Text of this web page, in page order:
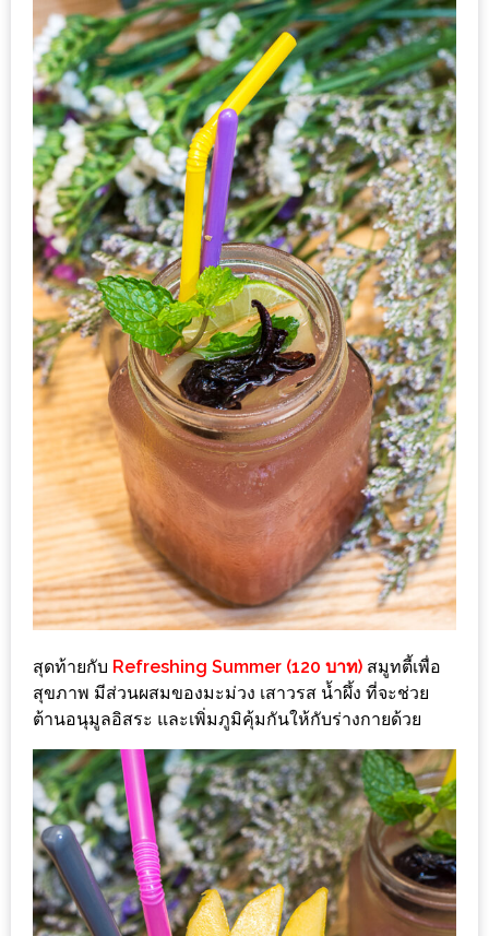
เด็ด
สำหรับ
คุณ
แม่
ที่รัก
2560
สบาย
ใจ๋…
สไตล์
นิมมาน
คอน
โด
นิม)
เชียงใหม่
ส่วนลด
พิเศษ
ร้าน
อาหาร
เชียงใหม่
นัก
ใช่
ไหม?
แวะ
ไป
ผิง
สุดท้ายกับ Refreshing Summer (120 บาท) สมูทตี้เพื่อ
สุขภาพ มีส่วนผสมของมะม่วง เสาวรส น้ำผึ้ง ที่จะช่วย
ต้านอนุมูลอิสระ และเพิ่มภูมิคุ้มกันให้กับร่างกายด้วย